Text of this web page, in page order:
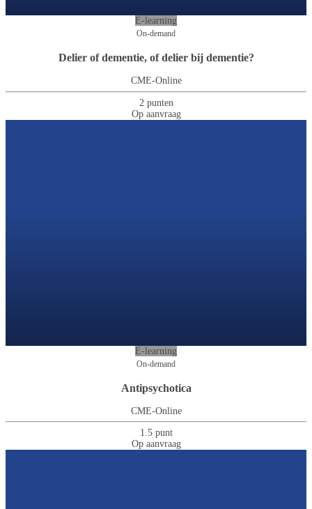
E-learning
On-demand
Delier of dementie, of delier bij dementie?
CME-Online
2 punten
Op aanvraag
E-learning
On-demand
Antipsychotica
CME-Online
1.5 punt
Op aanvraag